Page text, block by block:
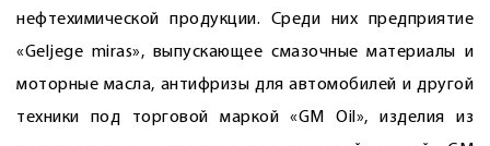
нефтехимической продукции. Среди них предприятие
«Geljege miras», выпускающее смазочные материалы и
моторные масла, антифризы для автомобилей и другой
техники под торговой маркой «GM Oil», изделия из